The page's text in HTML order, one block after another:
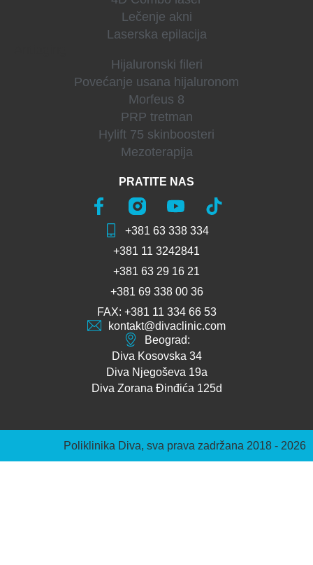
Lečenje akni
Laserska epilacija
Hijaluronski fileri
Povećanje usana hijaluronom
Morfeus 8
PRP tretman
Hylift 75 skinboosteri
Mezoterapija
PRATITE NAS
+381 63 338 334
+381 11 3242841
+381 63 29 16 21
+381 69 338 00 36
FAX: +381 11 334 66 53
kontakt@divaclinic.com
Beograd:
Diva Kosovska 34
Diva Njegoševa 19a
Diva Zorana Đinđića 125d
Poliklinika Diva, sva prava zadržana 2018 - 2026